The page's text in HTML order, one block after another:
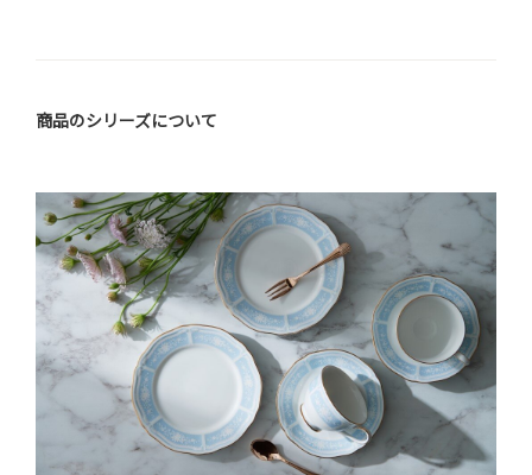
商品のシリーズについて